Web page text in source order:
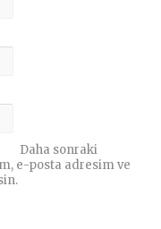
Daha sonraki
e-posta adresim ve